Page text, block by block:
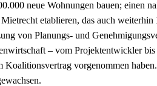
neue Wohnungen bauen; einen
etablieren, das auch
von Planungs- und
– vom Projektentwickler
Koalitionsvertrag vorgenommen